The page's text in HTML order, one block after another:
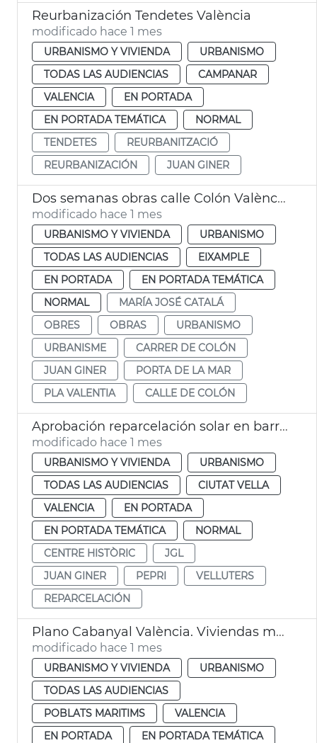
Reurbanización Tendetes València
modificado hace 1 mes
URBANISMO Y VIVIENDA
URBANISMO
TODAS LAS AUDIENCIAS
CAMPANAR
VALENCIA
EN PORTADA
EN PORTADA TEMÁTICA
NORMAL
TENDETES
REURBANITZACIÓ
REURBANIZACIÓN
JUAN GINER
Dos semanas obras calle Colón València
modificado hace 1 mes
URBANISMO Y VIVIENDA
URBANISMO
TODAS LAS AUDIENCIAS
EIXAMPLE
EN PORTADA
EN PORTADA TEMÁTICA
NORMAL
MARÍA JOSÉ CATALÁ
OBRES
OBRAS
URBANISMO
URBANISME
CARRER DE COLÓN
JUAN GINER
PORTA DE LA MAR
PLA VALENTIA
CALLE DE COLÓN
Aprobación reparcelación solar en barrio Velluters
modificado hace 1 mes
URBANISMO Y VIVIENDA
URBANISMO
TODAS LAS AUDIENCIAS
CIUTAT VELLA
VALENCIA
EN PORTADA
EN PORTADA TEMÁTICA
NORMAL
CENTRE HISTÒRIC
JGL
JUAN GINER
PEPRI
VELLUTERS
REPARCELACIÓN
Plano Cabanyal València. Viviendas municipales
modificado hace 1 mes
URBANISMO Y VIVIENDA
URBANISMO
TODAS LAS AUDIENCIAS
POBLATS MARITIMS
VALENCIA
EN PORTADA
EN PORTADA TEMÁTICA